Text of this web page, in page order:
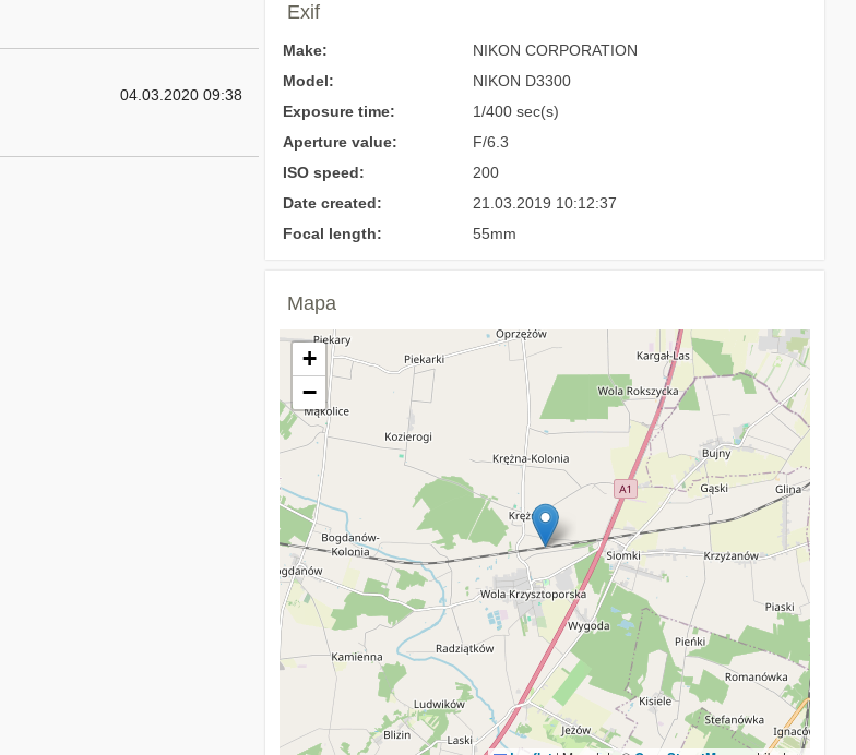
04.03.2020 09:38
Exif
Make:
NIKON CORPORATION
Model:
NIKON D3300
Exposure time:
1/400 sec(s)
Aperture value:
F/6.3
ISO speed:
200
Date created:
21.03.2019 10:12:37
Focal length:
55mm
Mapa
+
−